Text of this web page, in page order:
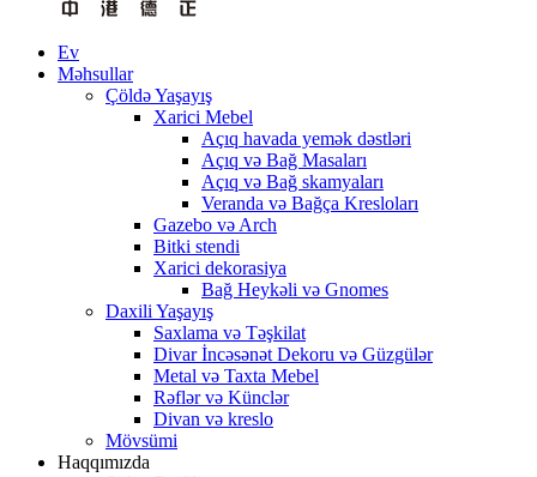
Ev
Məhsullar
Çöldə Yaşayış
Xarici Mebel
Açıq havada yemək dəstləri
Açıq və Bağ Masaları
Açıq və Bağ skamyaları
Veranda və Bağça Kresloları
Gazebo və Arch
Bitki stendi
Xarici dekorasiya
Bağ Heykəli və Gnomes
Daxili Yaşayış
Saxlama və Təşkilat
Divar İncəsənət Dekoru və Güzgülər
Metal və Taxta Mebel
Rəflər və Künclər
Divan və kreslo
Mövsümi
Haqqımızda